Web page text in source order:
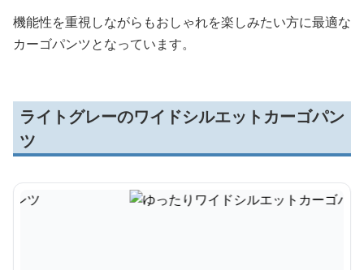
機能性を重視しながらもおしゃれを楽しみたい方に最適な
カーゴパンツとなっています。
ライトグレーのワイドシルエットカーゴパン
ツ